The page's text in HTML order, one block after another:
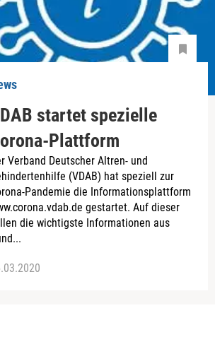
startet spezielle
Plattform
Verband Deutscher Altren- und
(VDAB) hat speziell zur
Pandemie die Informationsplattform
gestartet. Auf dieser
die wichtigste Informationen aus